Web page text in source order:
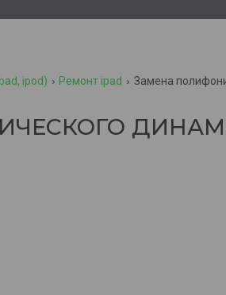
ipod) Ремонт ipad Замена